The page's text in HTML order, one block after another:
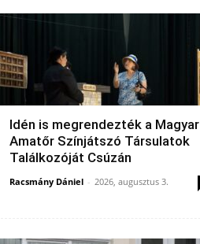
Idén is megrendezték a Magyar
Amatőr Színjátszó Társulatok
Találkozóját Csúzán
Racsmány Dániel - 2026, augusztus 3.